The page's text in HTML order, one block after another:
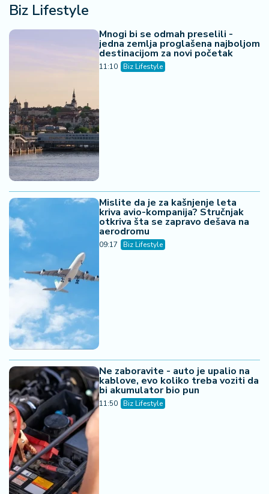
Biz Lifestyle
Mnogi bi se odmah preselili -
jedna zemlja proglašena najboljom
destinacijom za novi početak
11:10 Biz Lifestyle
Mislite da je za kašnjenje leta
kriva avio-kompanija? Stručnjak
otkriva šta se zapravo dešava na
aerodromu
09:17 Biz Lifestyle
Ne zaboravite - auto je upalio na
kablove, evo koliko treba voziti da
bi akumulator bio pun
11:50 Biz Lifestyle